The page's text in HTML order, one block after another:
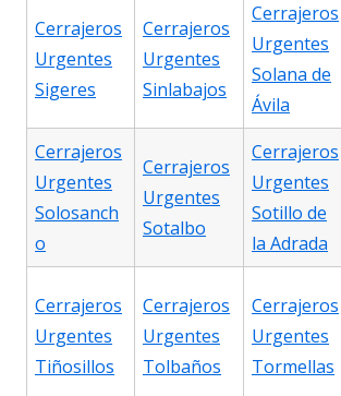
Cerrajeros
Urgentes
Sigeres
Cerrajeros
Urgentes
Sinlabajos
Cerrajeros
Urgentes
Solana de
Ávila
Cerrajeros
Urgentes
Solosanch
o
Cerrajeros
Urgentes
Sotalbo
Cerrajeros
Urgentes
Sotillo de
la Adrada
Cerrajeros
Urgentes
Tiñosillos
Cerrajeros
Urgentes
Tolbaños
Cerrajeros
Urgentes
Tormellas